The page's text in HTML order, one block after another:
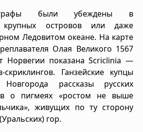
были убеждены в
крупных островов или даже
Ледовитом океане. На карте
Олая Великого 1567
Норвегии показана Scriclinia —
скриклингов. Ганзейские купцы
рассказы русских
о пигмеях «ростом не выше
живущих по ту сторону
гор.